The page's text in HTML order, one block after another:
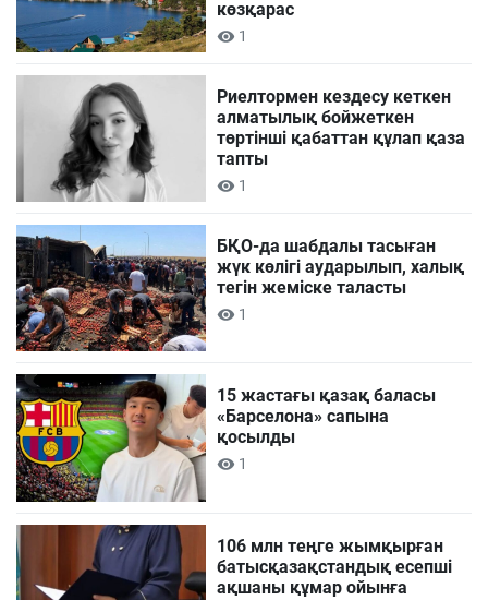
көзқарас
1
Риелтормен кездесу кеткен
алматылық бойжеткен
төртінші қабаттан құлап қаза
тапты
1
БҚО-да шабдалы тасыған
жүк көлігі аударылып, халық
тегін жеміске таласты
1
15 жастағы қазақ баласы
«Барселона» сапына
қосылды
1
106 млн теңге жымқырған
батысқазақстандық есепші
ақшаны құмар ойынға